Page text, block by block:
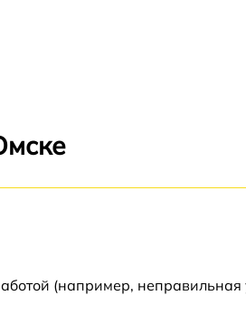
(например, неправильная